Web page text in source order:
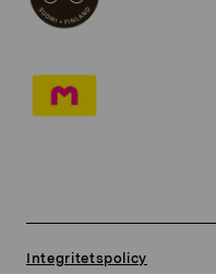
Integritetspolicy